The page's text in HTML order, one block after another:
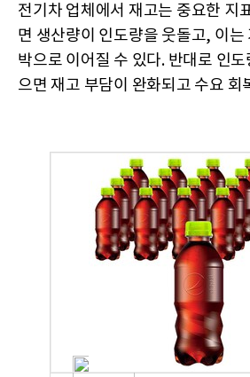
전기차 업체에서 재고는 중요한 지
면 생산량이 인도량을 웃돌고, 이는
박으로 이어질 수 있다. 반대로 인
으면 재고 부담이 완화되고 수요 회